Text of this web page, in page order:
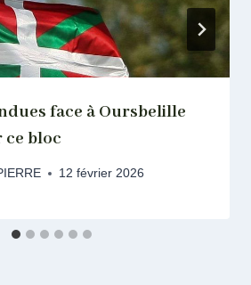
face à Oursbelille
bloc
12 février 2026